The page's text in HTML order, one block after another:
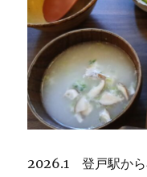
2026.1 登戸駅から